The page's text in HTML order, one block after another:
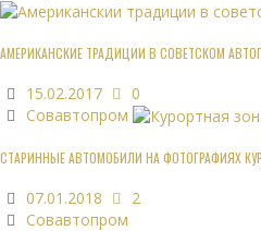
АМЕРИКАНСКИЕ ТРАДИЦИИ В СОВЕТСКОМ
15.02.2017
0
Совавтопром
СТАРИННЫЕ АВТОМОБИЛИ НА ФОТОГРАФИЯХ
07.01.2018
2
Совавтопром